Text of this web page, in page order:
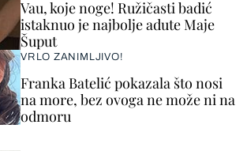
Vau, koje noge! Ružičasti badić
istaknuo je najbolje adute Maje
Šuput
VRLO ZANIMLJIVO!
Franka Batelić pokazala što nosi
na more, bez ovoga ne može ni na
odmoru